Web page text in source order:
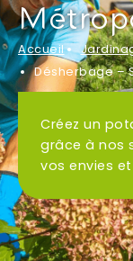
Accueil
Désherbage –
Créez un
grâce à nos
vos envies
E-mail*
Téléphone*
Ville*